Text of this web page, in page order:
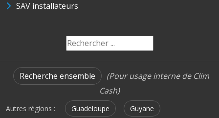
SAV installateurs
Recherche ensemble
(Pour usage interne de Clim
Cash)
Autres régions : Guadeloupe Guyane